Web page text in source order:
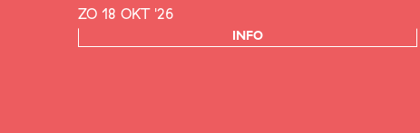
ZO 18 OKT '26
INFO